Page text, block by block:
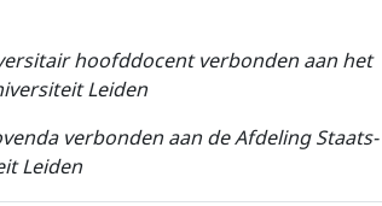
hoofddocent verbonden aan het
Leiden
verbonden aan de Afdeling Staats-
Leiden